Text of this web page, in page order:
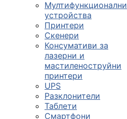
Мултифункционални
устройства
Принтери
Скенери
Консумативи за
лазерни и
мастиленоструйни
принтери
UPS
Разклонители
Таблети
Смартфони